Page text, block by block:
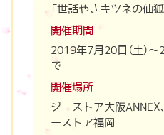
「世話やきキツネの仙
開催期間
2019年7月20日（土）～
で
開催場所
ジーストア大阪ANNEX
ーストア福岡